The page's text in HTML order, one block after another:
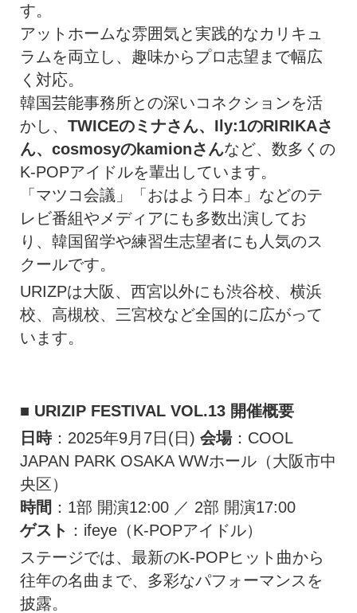
す。
アットホームな雰囲気と実践的なカリキュ
ラムを両立し、趣味からプロ志望まで幅広
く対応。
韓国芸能事務所との深いコネクションを活
かし、 TWICEのミナさん、Ily:1のRIRIKAさ
ん、cosmosyのkamionさんなど、数多くの
K-POPアイドルを輩出しています。
「マツコ会議」「おはよう日本」などのテ
レビ番組やメディアにも多数出演してお
り、韓国留学や練習生志望者にも人気のス
クールです。
URIZPは大阪、西宮以外にも渋谷校、横浜
校、高槻校、三宮校など全国的に広がって
います。
■ URIZIP FESTIVAL VOL.13 開催概要
日時：2025年9月7日(日) 会場：COOL
JAPAN PARK OSAKA WWホール（大阪市中
央区）
時間 ：1部 開演12:00 ／ 2部 開演17:00
ゲスト ：ifeye（K-POPアイドル）
ステージでは、最新のK-POPヒット曲から
往年の名曲まで、多彩なパフォーマンスを
披露。